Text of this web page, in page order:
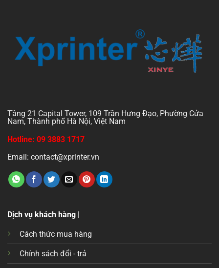
Tầng 21 Capital Tower, 109 Trần Hưng Đạo, Phường Cửa
Nam, Thành phố Hà Nội, Việt Nam
Hotline: 09 3883 1717
Email: contact@xprinter.vn
Dịch vụ khách hàng |
Cách thức mua hàng
Chính sách đổi - trả